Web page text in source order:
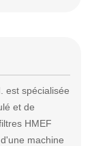
est spécialisée
et de
HMEF
machine